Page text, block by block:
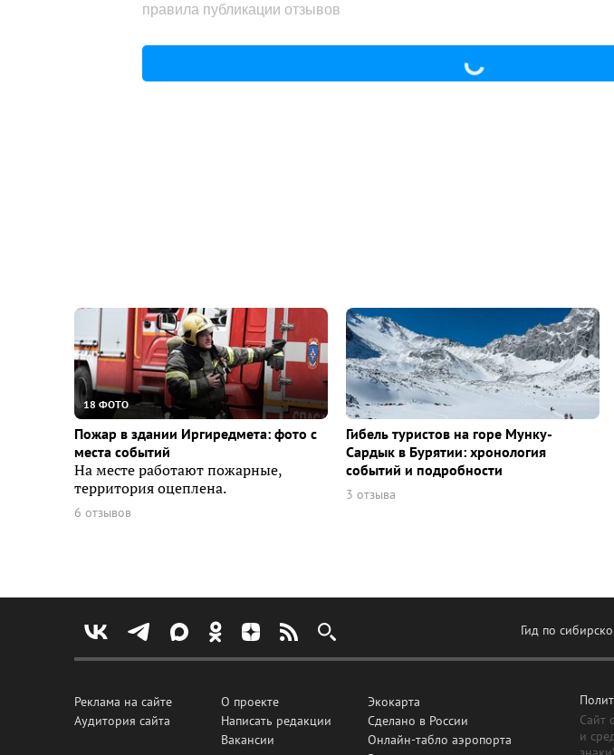
правила публикации отзывов
18 ФОТО
Пожар в здании Иргиредмета: фото с
места событий
На месте работают пожарные,
территория оцеплена.
6 отзывов
Гибель туристов на горе Мунку-
Сардык в Бурятии: хронология
событий и подробности
3 отзыва
Гид по
Реклама на сайте
Аудитория сайта
О проекте
Написать редакции
Вакансии
Экокарта
Сделано в России
Онлайн-табло аэропорта
Сайт
и